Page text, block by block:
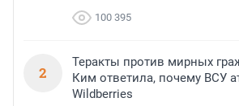
100 395
2
Теракты против мирных
Ким ответила, почему ВСУ
Wildberries